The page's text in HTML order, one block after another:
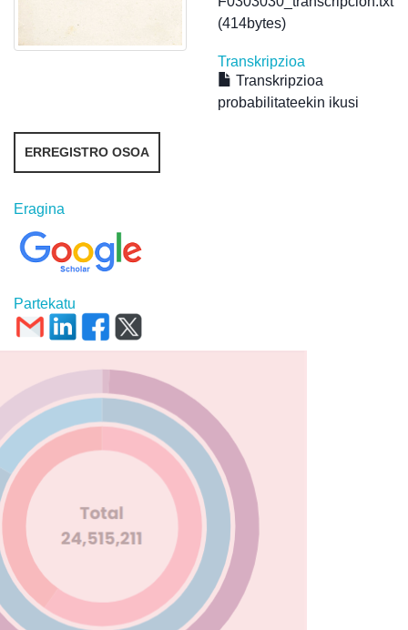
(414bytes)
Transkripzioa
Transkripzioa
probabilitateekin ikusi
ERREGISTRO OSOA
Eragina
Partekatu